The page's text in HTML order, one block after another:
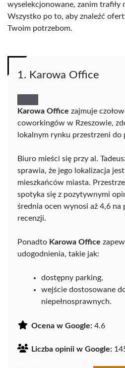
wyselekcjonowane, zanim trafiły
Wszystko po to, aby znaleźć
Twoim potrzebom.
1. Karowa Office
Karowa Office zajmuje
coworkingów w Rzeszowie,
lokalnym rynku przestrzeni do
Biuro mieści się przy al.
sprawia, że jego lokalizacja
mieszkańców miasta.
spotyka się z pozytywnymi
średnia ocen wynosi aż 4,6 na
recenzji.
Ponadto Karowa Office
udogodnienia, takie jak:
dostępny parking,
wejście dostosowane
niepełnosprawnych.
Ocena w Google: 4.6
Liczba opinii w Google: